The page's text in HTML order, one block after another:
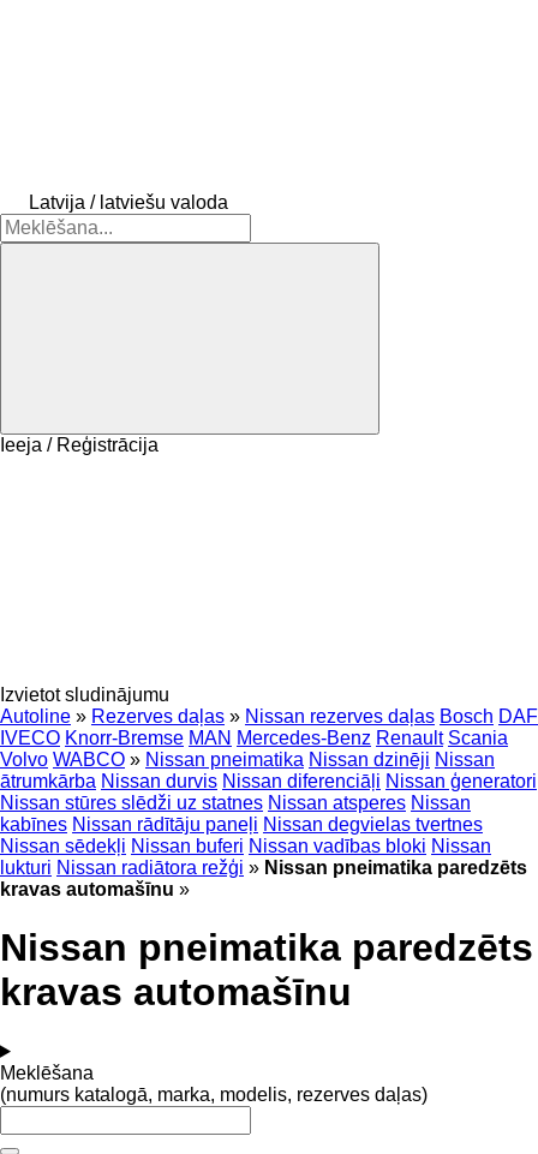
Latvija / latviešu valoda
Ieeja / Reģistrācija
Izvietot sludinājumu
Autoline » Rezerves daļas » Nissan rezerves daļas Bosch DAF
IVECO Knorr-Bremse MAN Mercedes-Benz Renault Scania
Volvo WABCO » Nissan pneimatika Nissan dzinēji Nissan
ātrumkārba Nissan durvis Nissan diferenciāļi Nissan ģeneratori
Nissan stūres slēdži uz statnes Nissan atsperes Nissan
kabīnes Nissan rādītāju paneļi Nissan degvielas tvertnes
Nissan sēdekļi Nissan buferi Nissan vadības bloki Nissan
lukturi Nissan radiātora režģi » Nissan pneimatika paredzēts
kravas automašīnu »
Nissan pneimatika paredzēts
kravas automašīnu
Meklēšana
(numurs katalogā, marka, modelis, rezerves daļas)